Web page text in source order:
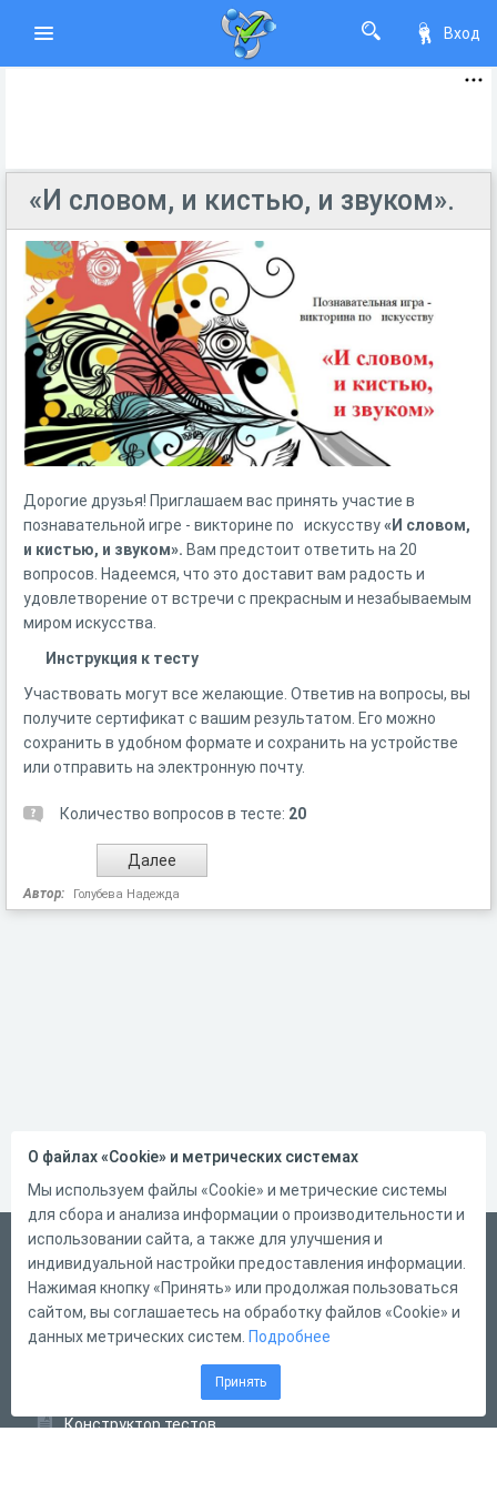
Вход
«И словом, и кистью, и звуком».
Дорогие друзья! Приглашаем вас принять участие в
познавательной игре - викторине по искусству«И словом,
и кистью, и звуком». Вам предстоит ответить на 20
вопросов. Надеемся, что это доставит вам радость и
удовлетворение от встречи с прекрасным и незабываемым
миром искусства.
Инструкция к тесту
Участвовать могут все желающие. Ответив на вопросы, вы
получите сертификат с вашим результатом. Его можно
сохранить в удобном формате и сохранить на устройстве
или отправить на электронную почту.
Количество вопросов в тесте: 20
Автор: Голубева Надежда
Русский
Справка
Форма обратной связи
Конструктор тестов
О файлах «Cookie» и метрических системах
Мы используем файлы «Cookie» и метрические системы
для сбора и анализа информации о производительности и
использовании сайта, а также для улучшения и
индивидуальной настройки предоставления информации.
Нажимая кнопку «Принять» или продолжая пользоваться
сайтом, вы соглашаетесь на обработку файлов «Cookie» и
данных метрических систем. Подробнее
Принять